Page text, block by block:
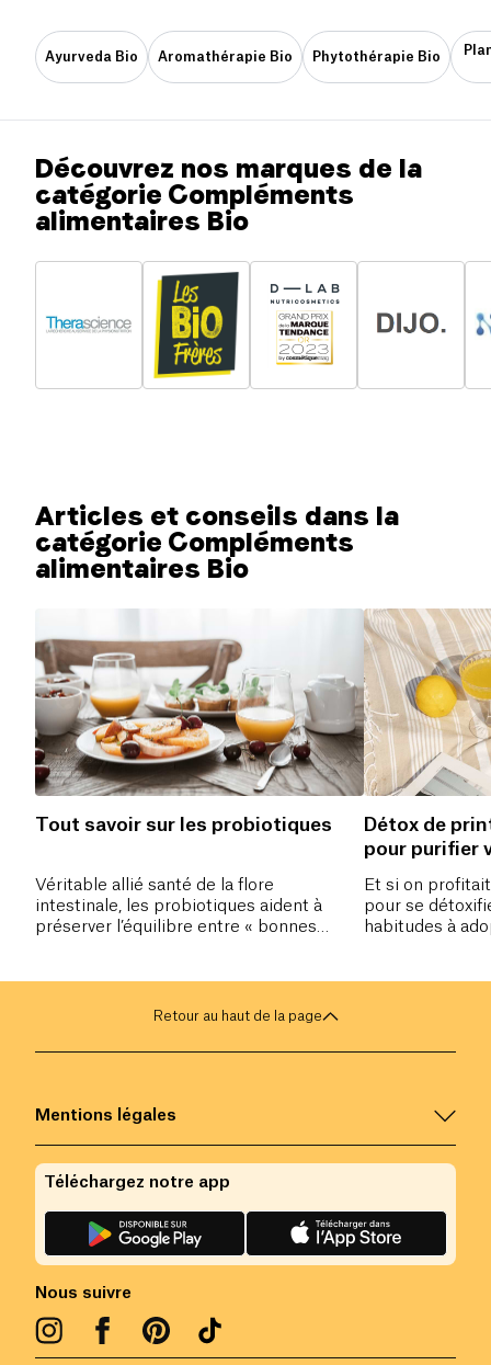
Ayurveda Bio Aromathérapie Bio Phytothérapie Bio
Découvrez nos marques de la
catégorie Compléments
alimentaires Bio
Articles et conseils dans la
catégorie Compléments
alimentaires Bio
Tout savoir sur les probiotiques
Véritable allié santé de la flore
intestinale, les probiotiques aident à
préserver l’équilibre entre « bonnes
Détox de
pour purifier
Et si on
pour se
habitudes à
Retour au haut de la page
Mentions légales
Nous suivre
Téléchargez notre app